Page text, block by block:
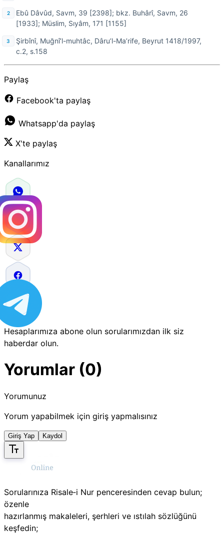
Ebû Dâvûd, Savm, 39 [2398]; bkz. Buhârî, Savm, 26
[1933]; Müslim, Sıyâm, 171 [1155]
Şirbînî, Muğnî’l-muhtâc, Dâru’l-Ma’rife, Beyrut 1418/1997,
c.2, s.158
Paylaş
Facebook'ta paylaş
Whatsapp'da paylaş
X'te paylaş
Kanallarımız
Hesaplarımıza abone olun sorularımızdan ilk siz
haberdar olun.
Yorumlar (0)
Yorumunuz
Yorum yapabilmek için giriş yapmalısınız
Giriş Yap Kaydol
Sorularınıza Risale‑i Nur penceresinden cevap bulun;
özenle
hazırlanmış makaleleri, şerhleri ve ıstılah sözlüğünü
keşfedin;